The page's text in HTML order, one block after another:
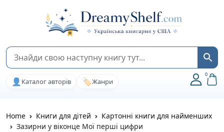
👤 Каталог авторів 🏷️Жанри
0
Home Книги для дітей
Картонні книги для найменших
Зазирни у віконце Мої перші цифри